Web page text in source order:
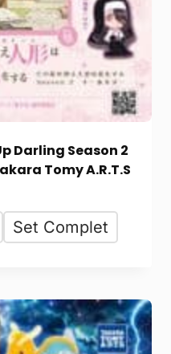
Darling Season 2
Tomy A.R.T.S
Set Complet